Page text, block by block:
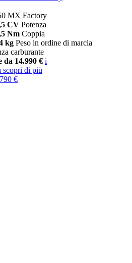
MX Factory
CV Potenza
Nm Coppia
kg Peso in ordine di marcia
carburante
da 14.990 € i
scopri di più
€